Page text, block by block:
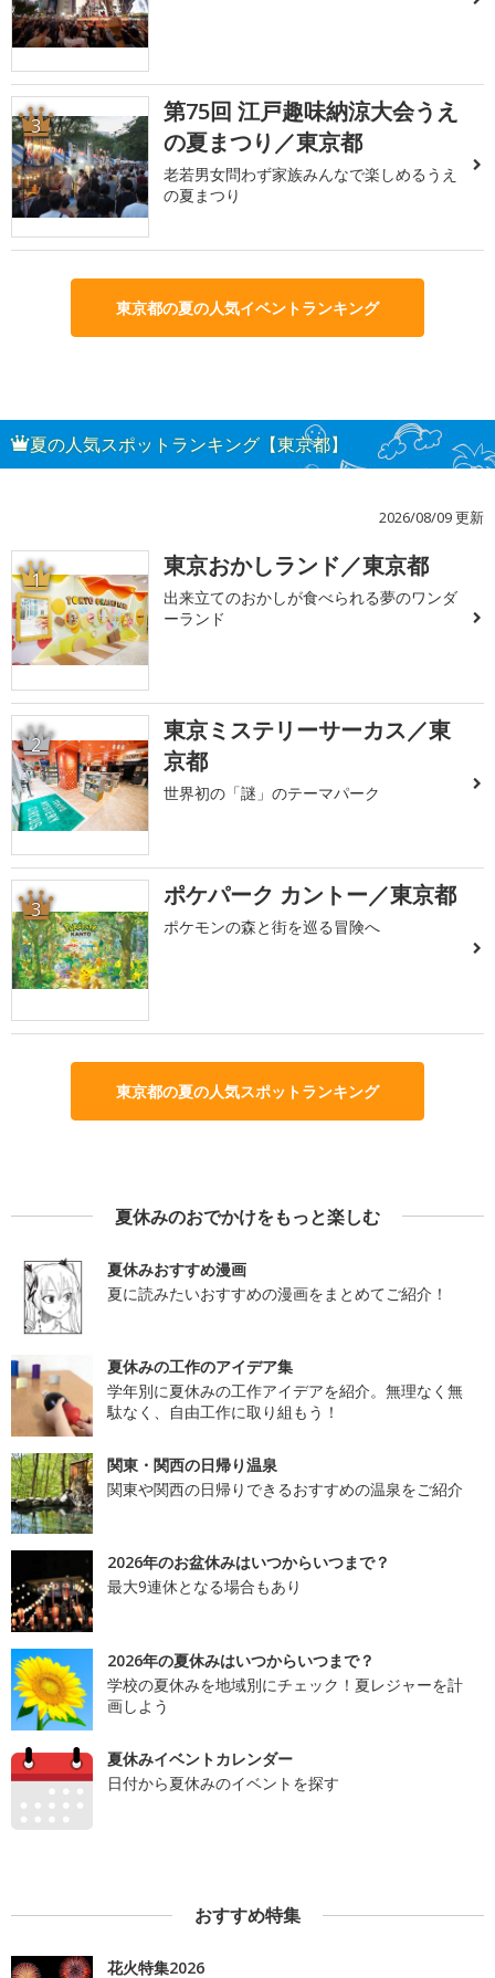
3
第75回 江戸趣味納涼大会うえ
の夏まつり／東京都
老若男女問わず家族みんなで楽しめるうえ
の夏まつり
東京都の夏の人気イベントランキング
夏の人気スポットランキング【東京都】
2026/08/09 更新
1 東京おかしランド／東京都
出来立てのおかしが食べられる夢のワンダ
ーランド
2
東京ミステリーサーカス／東
京都
世界初の「謎」のテーマパーク
3 ポケパーク カントー／東京都
ポケモンの森と街を巡る冒険へ
東京都の夏の人気スポットランキング
夏休みのおでかけをもっと楽しむ
夏休みおすすめ漫画
夏に読みたいおすすめの漫画をまとめてご紹介！
夏休みの工作のアイデア集
学年別に夏休みの工作アイデアを紹介。無理なく無
駄なく、自由工作に取り組もう！
関東・関西の日帰り温泉
関東や関西の日帰りできるおすすめの温泉をご紹介
2026年のお盆休みはいつからいつまで？
最大9連休となる場合もあり
2026年の夏休みはいつからいつまで？
学校の夏休みを地域別にチェック！夏レジャーを計
画しよう
夏休みイベントカレンダー
日付から夏休みのイベントを探す
おすすめ特集
花火特集2026